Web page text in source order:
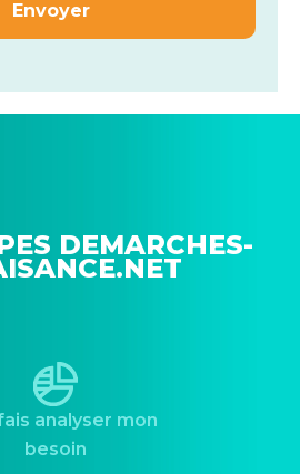
DEMARCHES-
analyser mon
besoin